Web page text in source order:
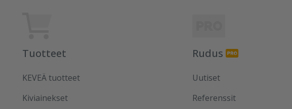
Tuotteet
KEVEÄ tuotteet
Kiviainekset
Rudus
Uutiset
Referenssit